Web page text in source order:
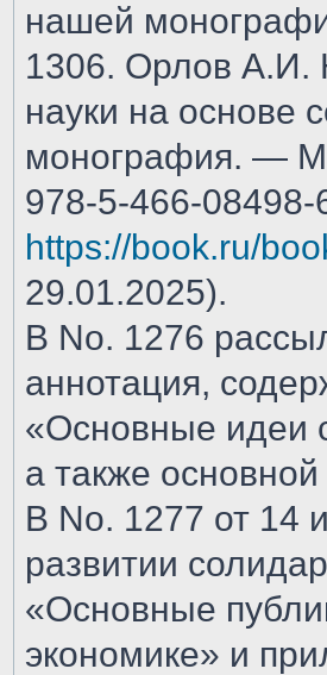
нашей
1306. Орлов А.И.
науки на основе
монография. —
978-5-466-
https://book.ru/
29.01.2025).
В No. 1276
аннотация,
«Основные идеи
а также
В No. 1277 от 14
развитии
«Основные
экономике» и